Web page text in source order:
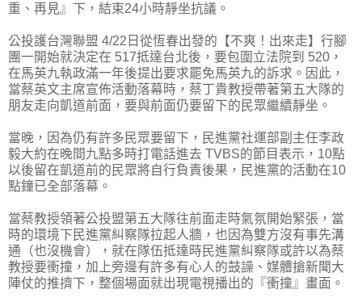
重、再見』下，結束24小時靜坐抗議。
公投護台灣聯盟 4/22日從恆春出發的【不爽！出來走】行腳
團一開始就決定在 517抵達台北後，要包圍立法院到 520，
在馬英九執政滿一年後提出要求罷免馬英九的訴求。因此，
當蔡英文主席宣佈活動落幕時，蔡丁貴教授帶著第五大隊的
朋友走向凱道前面，要與前面仍要留下的民眾繼續靜坐。
當晚，因為仍有許多民眾要留下，民進黨社運部副主任李政
毅大約在晚間九點多時打電話進去 TVBS的節目表示，10點
以後留在凱道前的民眾將自行負責後果，民進黨的活動在10
點鐘已全部落幕。
當蔡教授領著公投盟第五大隊往前面走時氣氛開始緊張，當
時的環境下民進黨糾察隊拉起人牆，也因為雙方沒有事先溝
通（也沒機會），就在隊伍抵達時民進黨糾察隊或許以為蔡
教授要衝撞，加上旁邊有許多有心人的鼓譟、媒體搶新聞大
陣仗的推擠下，整個場面就出現電視播出的『衝撞』畫面。